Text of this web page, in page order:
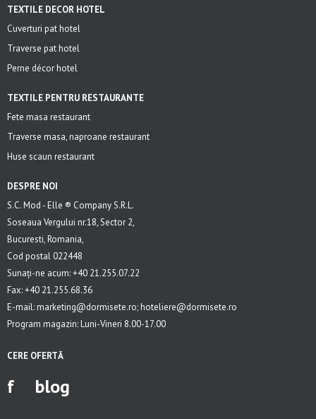
TEXTILE DECOR HOTEL
Cuverturi pat hotel
Traverse pat hotel
Perne décor hotel
TEXTILE PENTRU RESTAURANTE
Fete masa restaurant
Traverse masa, naproane restaurant
Huse scaun restaurant
DESPRE NOI
S.C. Mod - Elle ® Company S.R.L.
Soseaua Vergului nr.18, Sector 2,
Bucuresti, Romania,
Cod postal 022448
Sunați-ne acum: +40 21.255.07.22
Fax: +40 21.255.68.36
E-mail: marketing@dormisete.ro; hoteliere@dormisete.ro
Program magazin: Luni-Vineri 8.00-17.00
CERE OFERTĂ
f blog